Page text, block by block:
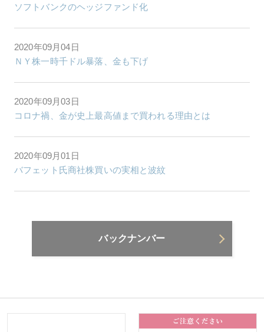
ソフトバンクのヘッジファンド化
2020年09月04日
ＮＹ株一時千ドル暴落、金も下げ
2020年09月03日
コロナ禍、金が史上最高値まで買われる理由とは
2020年09月01日
バフェット氏商社株買いの実相と波紋
バックナンバー